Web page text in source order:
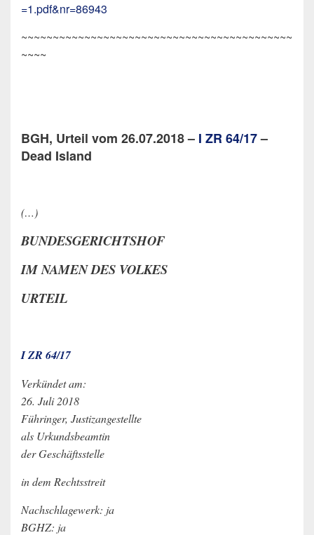
=1.pdf&nr=86943
~~~~~~~~~~~~~~~~~~~~~~~~~~~~~~~~~~~~~~~~~~~
~~~~
BGH, Urteil vom 26.07.2018 – I ZR 64/17–
Dead Island
(…)
BUNDESGERICHTSHOF
IM NAMEN DES VOLKES
URTEIL
I ZR 64/17
Verkündet am:
26. Juli 2018
Führinger, Justizangestellte
als Urkundsbeamtin
der Geschäftsstelle
in dem Rechtsstreit
Nachschlagewerk: ja
BGHZ: ja